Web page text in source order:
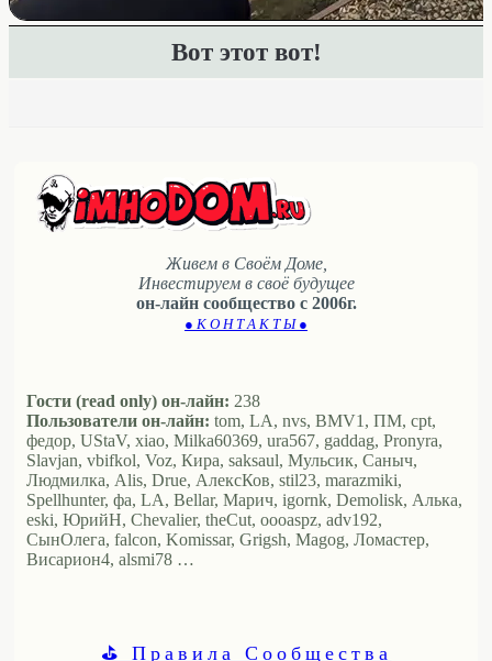
Вот этот вот!
Живем в Своём Доме,
Инвестируем в своё будущее
он-лайн сообщество с 2006г.
● К О Н Т А К Т Ы ●
Гости (read only) он-лайн: 238
Пользователи он-лайн: tom, LA, nvs, BMV1, ПМ, cpt,
федор, UStaV, xiao, Milka60369, ura567, gaddag, Pronyra,
Slavjan, vbifkol, Voz, Кира, saksaul, Мульсик, Саныч,
Людмилка, Alis, Drue, АлексКов, stil23, marazmiki,
Spellhunter, фа, LA, Bellar, Марич, igornk, Demolisk, Алька,
eski, ЮрийН, Chevalier, theCut, oooaspz, adv192,
СынОлега, falcon, Komissar, Grigsh, Magog, Ломастер,
Висариoн4, alsmi78 …
⛳ Правила Сообщества